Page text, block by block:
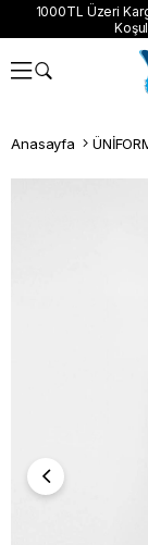
1000TL Üzeri
Anasayfa